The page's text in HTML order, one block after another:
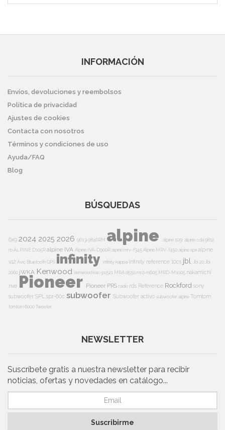
INFORMACIÓN
Envíos, devoluciones y reembolsos
Política de privacidad
Ajustes de cookies
Contacta con nosotros
Términos y condiciones de uso
Ayuda/FAQ
Blog
BÚSQUEDAS
6x9 2024 2025 2026 9613i9846RM alpine alpine 105r alpine cda 9812
rbALPINE D105Ralpine IVA Alpine IVA-D900Ralpine mrv-f345Alpine MRV-f450alpine spxalpine
v12 Avic BluetoothGPS infinity Infinity kappa Infinity reference 10cs jbl Jbl 20 Jbl
2060 jWKA Kenwood kenwood kac-ps521 MRA d550mrd-m605 MRD-M1005 nakamichi
nve Pioneer Pioneer PRS radio rds Reference Rockford sony
subwoofer SPL spr-60c subwoofer Subwoofer activo subwoofer alpine Tomtom
tomtom 6000Tweeter
NEWSLETTER
Suscríbete gratis a nuestra newsletter para recibir
noticias, ofertas y novedades en catálogo...
Suscribirme